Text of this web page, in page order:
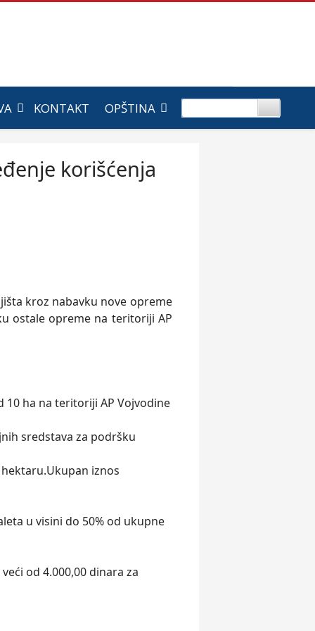
KONTAKT OPŠTINA
korišćenja
kroz nabavku nove opreme
ostale opreme na teritoriji AP
10 ha na teritoriji AP Vojvodine
sredstava za podršku
iznos
u visini do 50% od ukupne
od 4.000,00 dinara za